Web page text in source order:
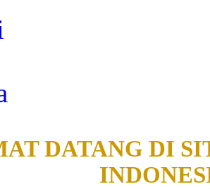
DATANG DI